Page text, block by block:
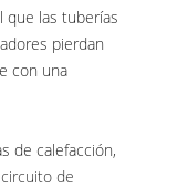
que las tuberías
pierdan
con una
de calefacción,
de